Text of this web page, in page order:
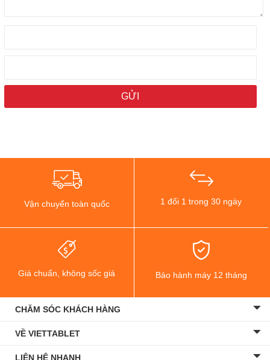
Vận chuyển toàn quốc 1 đổi 1 trong 30 ngày
Giá chuẩn, không sốc giá Bảo hành máy 12 tháng
CHĂM SÓC KHÁCH HÀNG
VỀ VIETTABLET
LIÊN HỆ NHANH